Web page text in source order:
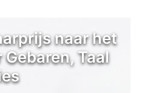
naar het
Taal